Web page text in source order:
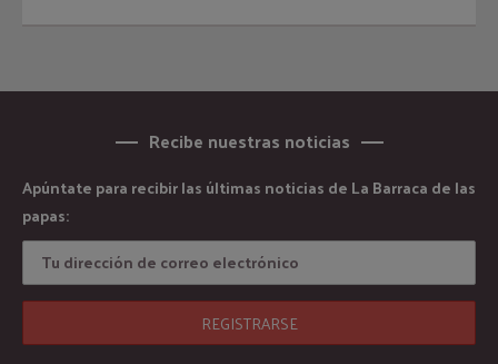
Recibe nuestras noticias
Apúntate para recibir las últimas noticias de La Barraca de las
papas: